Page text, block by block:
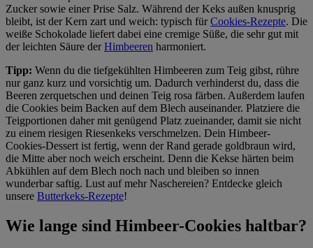
Zucker sowie einer Prise Salz. Während der Keks außen knusprig
bleibt, ist der Kern zart und weich: typisch fürCookies-Rezepte. Die
weiße Schokolade liefert dabei eine cremige Süße, die sehr gut mit
der leichten Säure derHimbeeren harmoniert.
Tipp: Wenn du die tiefgekühlten Himbeeren zum Teig gibst, rühre
nur ganz kurz und vorsichtig um. Dadurch verhinderst du, dass die
Beeren zerquetschen und deinen Teig rosa färben. Außerdem laufen
die Cookies beim Backen auf dem Blech auseinander. Platziere die
Teigportionen daher mit genügend Platz zueinander, damit sie nicht
zu einem riesigen Riesenkeks verschmelzen. Dein Himbeer-
Cookies-Dessert ist fertig, wenn der Rand gerade goldbraun wird,
die Mitte aber noch weich erscheint. Denn die Kekse härten beim
Abkühlen auf dem Blech noch nach und bleiben so innen
wunderbar saftig. Lust auf mehr Naschereien? Entdecke gleich
unsere Butterkeks-Rezepte!
Wie lange sind Himbeer-Cookies haltbar?